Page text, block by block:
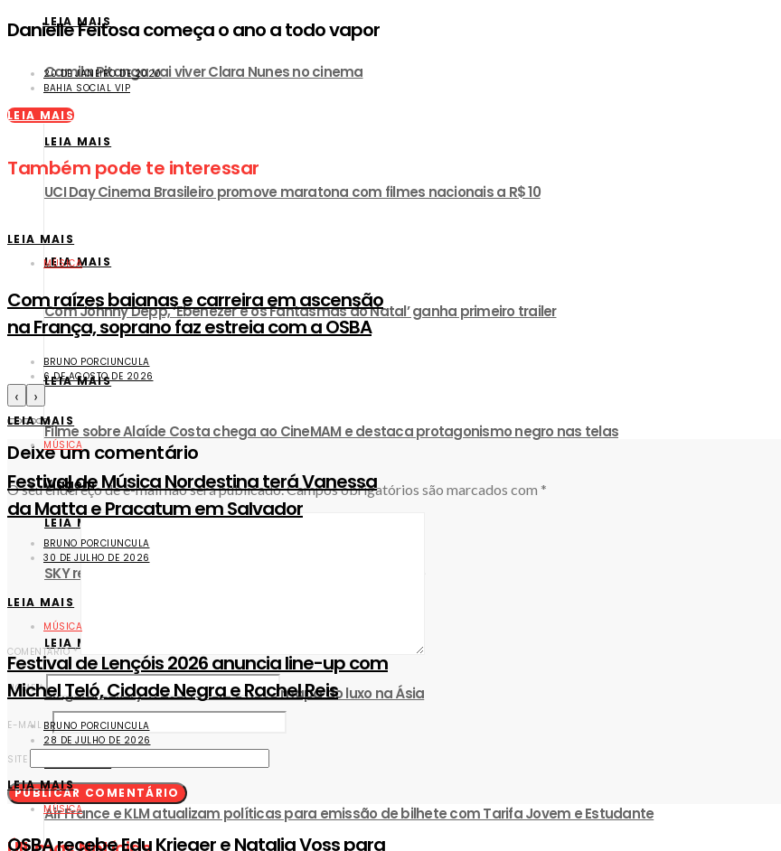
LEIA MAIS
Camila Pitanga vai viver Clara Nunes no cinema
LEIA MAIS
UCI Day Cinema Brasileiro promove maratona com filmes nacionais a R$ 10
LEIA MAIS
Com Johnny Depp, ‘Ebenezer e os Fantasmas do Natal’ ganha primeiro trailer
LEIA MAIS
Filme sobre Alaíde Costa chega ao CineMAM e destaca protagonismo negro nas telas
Viagem
LEIA MAIS
SKY retoma voo direto entre Salvador e Santiago do Chile
LEIA MAIS
Singular Luxury Travel revela o novo mapa do luxo na Ásia
Air France e KLM atualizam políticas para emissão de bilhete com Tarifa Jovem e Estudante
Danielle Feitosa começa o ano a todo vapor
20 DE JANEIRO DE 2020
BAHIA SOCIAL VIP
LEIA MAIS
Também pode te interessar
LEIA MAIS
MÚSICA
Com raízes baianas e carreira em ascensão
na França, soprano faz estreia com a OSBA
BRUNO PORCIUNCULA
6 DE AGOSTO DE 2026
LEIA MAIS
MÚSICA
Festival de Música Nordestina terá Vanessa
da Matta e Pracatum em Salvador
BRUNO PORCIUNCULA
30 DE JULHO DE 2026
LEIA MAIS
MÚSICA
Festival de Lençóis 2026 anuncia line-up com
Michel Teló, Cidade Negra e Rachel Reis
BRUNO PORCIUNCULA
28 DE JULHO DE 2026
LEIA MAIS
MÚSICA
OSBA recebe Edu Krieger e Natalia Voss para
‹ ›
Deixe um comentário
O seu endereço de e-mail não será publicado.Campos obrigatórios são marcados com *
COMENTÁRIO*
NOME*
E-MAIL*
SITE